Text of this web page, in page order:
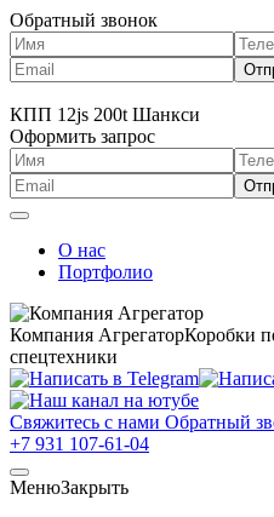
Обратный звонок
КПП 12js 200t Шанкси
Оформить запрос
О нас
Портфолио
Компания АгрегаторКоробки
спецтехники
Свяжитесь с нами Обратный
+7 931 107-61-04
МенюЗакрыть